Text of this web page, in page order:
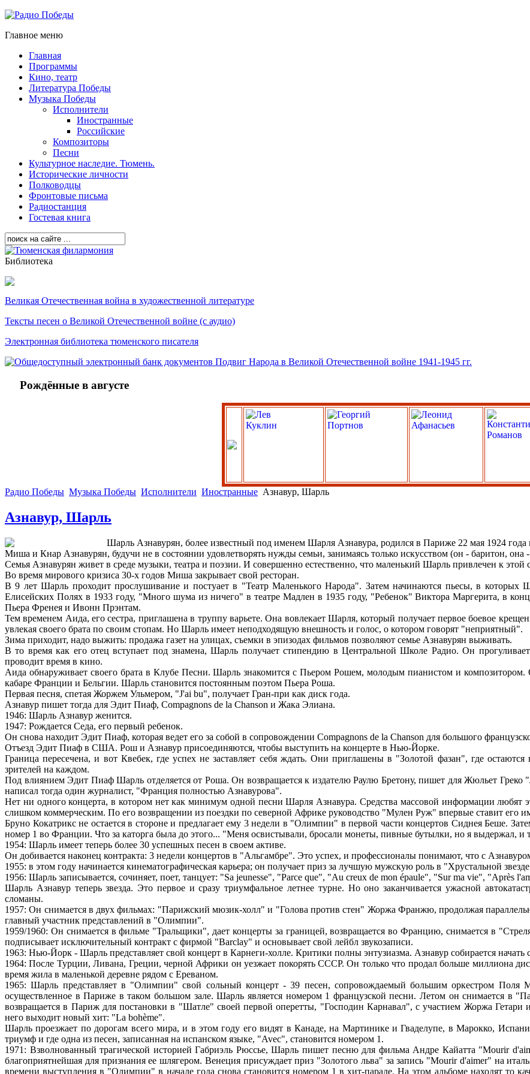
Главное меню
Главная
Программы
Кино, театр
Литература Победы
Музыка Победы
Исполнители
Иностранные
Российские
Композиторы
Песни
Культурное наследие. Тюмень.
Исторические личности
Полководцы
Фронтовые письма
Радиостанция
Гостевая книга
Библиотека
Великая Отечественная война в художественной литературе
Тексты песен о Великой Отечественной войне (с аудио)
Электронная библиотека тюменского писателя
Рождённые в августе
Радио Победы Музыка Победы Исполнители Иностранные Азнавур, Шарль
Азнавур, Шарль
Шарль Азнавурян, более известный под именем Шарля Азнавура, родился в Париже 22 мая 1924 года
Миша и Кнар Азнавурян, будучи не в состоянии удовлетворять нужды семьи, занимаясь только искусством (он - баритон,
Семья Азнавурян живет в среде музыки, театра и поэзии. И совершенно естественно, что маленький Шарль привлечен к этой
Во время мирового кризиса 30-х годов Миша закрывает свой ресторан.
В 9 лет Шарль проходит прослушивание и постуает в "Театр Маленького Народа". Затем начинаются пьесы, в которых
Елисейских Полях в 1933 году, "Много шума из ничего" в театре Мадлен в 1935 году, "Ребенок" Виктора Маргерита, в
Пьера Френея и Ивонн Прэнтам.
Тем временем Аида, его сестра, приглашена в труппу варьете. Она вовлекает Шарля, который получает первое боевое
увлекая своего брата по своим стопам. Но Шарль имеет неподходящую внешность и голос, о котором говорят "неприятный".
Зима приходит, надо выжить: продажа газет на улицах, съемки в эпизодах фильмов позволяют семье Азнавурян выживать.
В то время как его отец вступает под знамена, Шарль получает стипендию в Центральной Школе Радио. Он
проводит время в кино.
Аида обнаруживает своего брата в Клубе Песни. Шарль знакомится с Пьером Рошем, молодым пианистом и
кабаре Франции и Бельгии. Шарль становится постоянным поэтом Пьера Роша.
Первая песня, спетая Жоржем Ульмером, "J'ai bu", получает Гран-при как диск года.
Азнавур пишет тогда для Эдит Пиаф, Compagnons de la Chanson и Жака Элиана.
1946: Шарль Азнавур женится.
1947: Рождается Седа, его первый ребенок.
Он снова находит Эдит Пиаф, которая ведет его за собой в сопровождении Compagnons de la Chanson для большого
Отъезд Эдит Пиаф в США. Рош и Азнавур присоединяются, чтобы выступить на концерте в Нью-Йорке.
Граница пересечена, и вот Квебек, где успех не заставляет себя ждать. Они приглашены в "Золотой фазан", где
зрителей на каждом.
Под влиянием Эдит Пиаф Шарль отделяется от Роша. Он возвращается к издателю Раулю Бретону, пишет для Жюльет Греко
написал тогда один журналист, "Франция полностью Азнавурова".
Нет ни одного концерта, в котором нет как минимум одной песни Шарля Азнавура. Средства массовой информации любят
слишком коммерческим. По его возвращении из поездки по северной Африке руководство "Мулен Руж" впервые ставит его
Бруно Кокатрикс не остается в стороне и предлагает ему 3 недели в "Олимпии" в первой части концертов Сиднея Беше.
номер 1 во Франции. Что за каторга была до этого... "Меня освистывали, бросали монеты, пивные бутылки, но я выдержал, и
1954: Шарль имеет теперь более 30 успешных песен в своем активе.
Он добивается наконец контракта: 3 недели концертов в "Альгамбре". Это успех, и профессионалы понимают, что с Азнавуром
1955: в этом году начинается кинематографическая карьера; он получает приз за лучшую мужскую роль в "Хрустальной
1956: Шарль записывается, сочиняет, поет, танцует: "Sa jeunesse", "Parce que", "Au creux de mon épaule", "Sur ma vie", "Après
Шарль Азнавур теперь звезда. Это первое и сразу триумфальное летнее турне. Но оно заканчивается ужасной
сломаны.
1957: Он снимается в двух фильмах: "Парижский мюзик-холл" и "Голова против стен" Жоржа Франжю, продолжая
главный участник представлений в "Олимпии".
1959/1960: Он снимается в фильме "Тральщики", дает концерты за границей, возвращается во Францию, снимается в
подписывает исключительный контракт с фирмой "Barclay" и основывает свой лейбл звукозаписи.
1963: Нью-Йорк - Шарль представляет свой концерт в Карнеги-холле. Критики полны энтузиазма. Азнавур собирается
1964: После Турции, Ливана, Греции, черной Африки он уезжает покорять СССР. Он только что продал больше миллиона
время жила в маленькой деревне рядом с Ереваном.
1965: Шарль представляет в "Олимпии" свой сольный концерт - 39 песен, сопровождаемый большим оркестром Поля
осуществленное в Париже в таком большом зале. Шарль является номером 1 французской песни. Летом он снимается в
возвращается в Париж для постановки в "Шатле" своей первой оперетты, "Господин Карнавал", с участием Жоржа
него выходит новый хит: "La bohème".
Шарль проезжает по дорогам всего мира, и в этом году его видят в Канаде, на Мартинике и Гваделупе, в Марокко,
триумф и где одна из песен, записанная на испанском языке, "Avec", становится номером 1.
1971: Взволнованный трагической историей Габриэль Рюссье, Шарль пишет песню для фильма Андре Кайатта "Mourir
благоприятнейшая для признания ее шлягером. Венеция присуждает приз "Золотого льва" за запись "Mourir d'aimer" на
времени выступления в "Олимпии" в начале года снова становится номером 1 в хит-параде. На этом альбоме находят то